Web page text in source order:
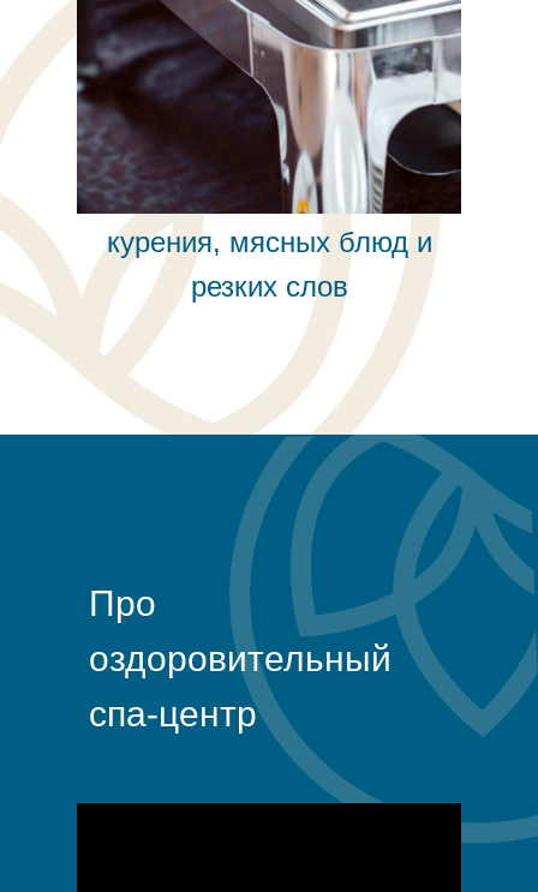
Пространство осознанности
и уважения без алкоголя,
курения, мясных блюд и
резких слов
Про
оздоровительный
спа-центр